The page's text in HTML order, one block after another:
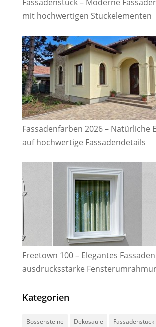
Fassadenstuck – Moderne
mit hochwertigen Stuckelementen
Fassadenfarben 2026 – Natürliche
auf hochwertige Fassadendetails
Freetown 100 – Elegantes
ausdrucksstarke
Kategorien
Bossensteine Dekosäule Fassadenstuck